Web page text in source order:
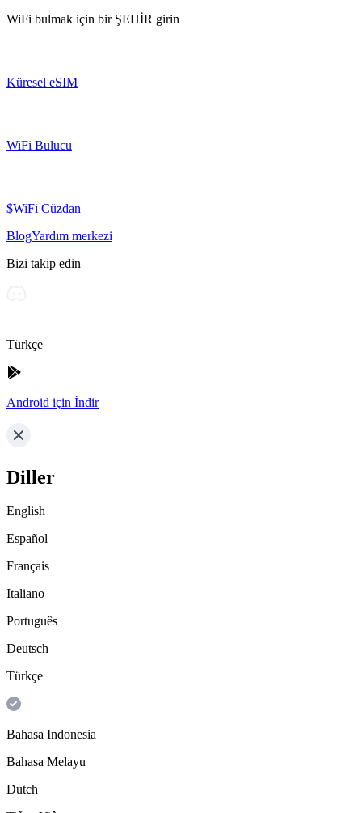
WiFi bulmak için bir ŞEHİR girin
Küresel eSIM
WiFi Bulucu
$WiFi Cüzdan
BlogYardım merkezi
Bizi takip edin
Türkçe
Android için İndir
Diller
English
Español
Français
Italiano
Português
Deutsch
Türkçe
Bahasa Indonesia
Bahasa Melayu
Dutch